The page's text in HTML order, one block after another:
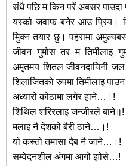
संधै पछि म किन परें अबसर
यस्को जवाफ बनेर आउ पि्रय।
मिुक्न तयार छु। पहरामा
जीवन गुमोस तर म तिमीलाइ
अमृतमय शितल जीवनदायिनी
शिलाजितको रुपमा तिमीलाइ
अध्यारो कोठामा लगेर हाने…।!
शिथिल शरिरलाइ जन्जीरले बाने॥!
मलाइ नै देशको बैरी ठाने…।!
यो कस्तो तमासा दैब नै जाने…।!
सम्वेदनशील अंगमा आगो झोसे…!